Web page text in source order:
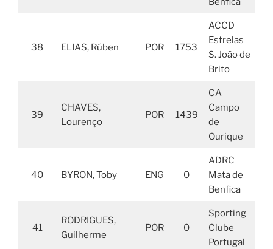
38 ELIAS, Rúben POR 1753
ACCD
Estrelas
S. João de
Brito
39
CHAVES,
Lourenço
POR 1439
CA
Campo
de
Ourique
40 BYRON, Toby ENG 0
ADRC
Mata de
Benfica
41
RODRIGUES,
Guilherme
POR 0
Sporting
Clube
Portugal